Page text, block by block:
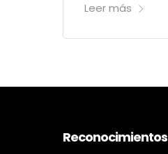
Leer más
Reconocimientos